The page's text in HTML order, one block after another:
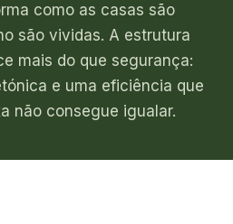
como as casas são
são vividas. A estrutura
mais do que segurança:
e uma eficiência que
não consegue igualar.